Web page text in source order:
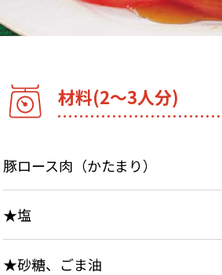
材料(2～3人分)
豚ロース肉（かたまり）
★塩
★砂糖、ごま油